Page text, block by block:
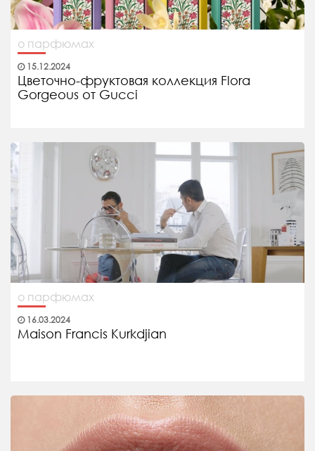
о парфюмах
15.12.2024
Цветочно-фруктовая коллекция Flora
Gorgeous от Gucci
о парфюмах
16.03.2024
Maison Francis Kurkdjian